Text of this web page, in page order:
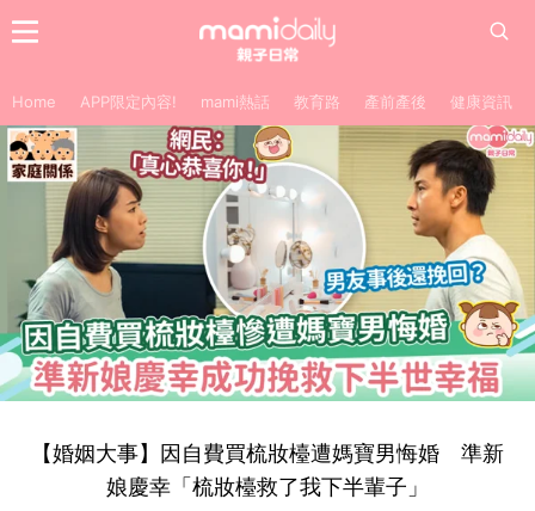
Home APP限定內容! mami熱話 教育路 產前產後 健康資訊
【婚姻大事】因自費買梳妝檯遭媽寶男悔婚 準新
娘慶幸「梳妝檯救了我下半輩子」